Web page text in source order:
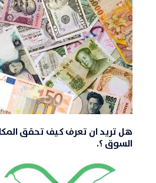
هل تريد ان تعرف كيف تحقق
السوق ؟.